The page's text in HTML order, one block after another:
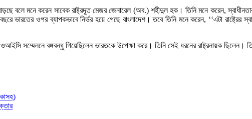
বলে মনে করেন সাবেক রাষ্ট্রদূত মেজর জেনারেল (অব.) শহীদুল হক। তিনি মনে করেন,
ওপর ব্যাপকভাবে নির্ভর হয়ে গেছে বাংলাদেশ। তবে তিনি মনে করেন, ‘‘এটা রাষ্ট্রের
সম্মেলনে বঙ্গবন্ধু গিয়েছিলেন ভারতকে উপেক্ষা করে। তিনি সেই ধরনের রাষ্ট্রনায়ক ছিলেন।